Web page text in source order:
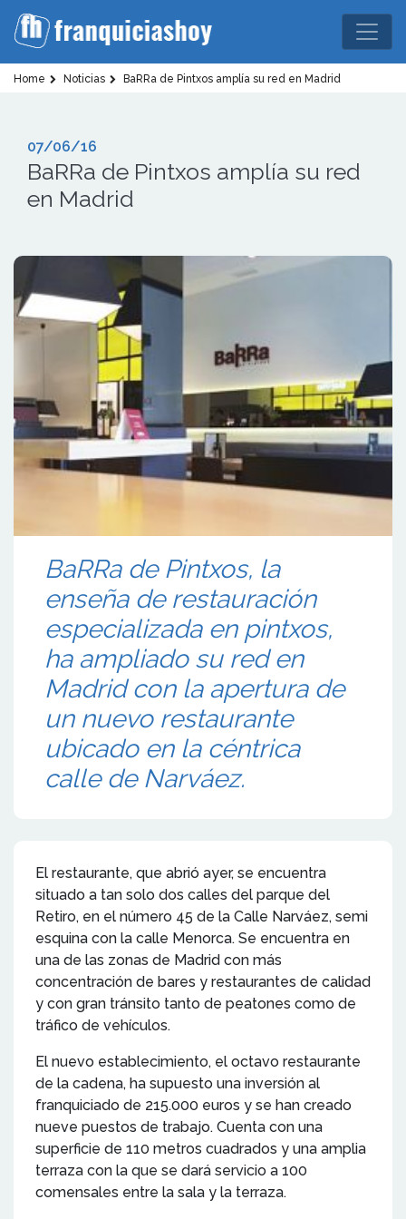
Home Noticias BaRRa de Pintxos amplía su red en Madrid
07/06/16
BaRRa de Pintxos amplía su red
en Madrid
BaRRa de Pintxos, la
enseña de restauración
especializada en pintxos,
ha ampliado su red en
Madrid con la apertura de
un nuevo restaurante
ubicado en la céntrica
calle de Narváez.
El restaurante, que abrió ayer, se encuentra
situado a tan solo dos calles del parque del
Retiro, en el número 45 de la Calle Narváez, semi
esquina con la calle Menorca. Se encuentra en
una de las zonas de Madrid con más
concentración de bares y restaurantes de calidad
y con gran tránsito tanto de peatones como de
tráfico de vehículos.
El nuevo establecimiento, el octavo restaurante
de la cadena, ha supuesto una inversión al
franquiciado de 215.000 euros y se han creado
nueve puestos de trabajo. Cuenta con una
superficie de 110 metros cuadrados y una amplia
terraza con la que se dará servicio a 100
comensales entre la sala y la terraza.